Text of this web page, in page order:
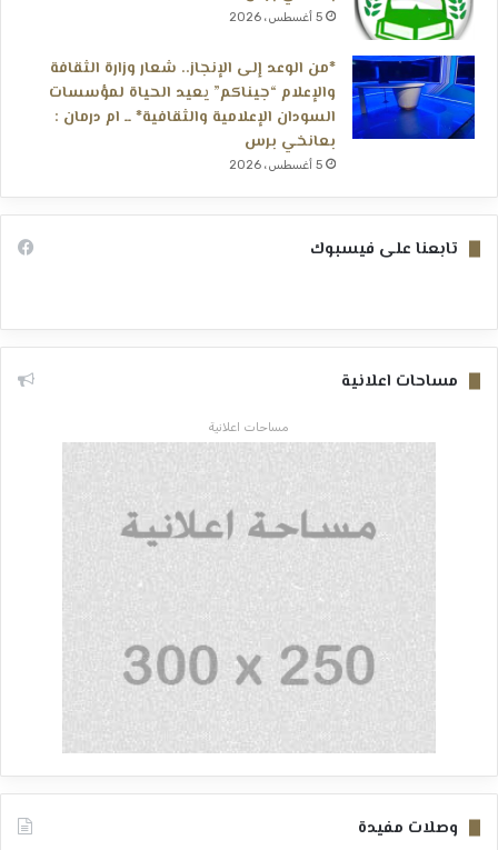
5 أغسطس، 2026
*من الوعد إلى الإنجاز.. شعار وزارة الثقافة
والإعلام “جيناكم” يعيد الحياة لمؤسسات
السودان الإعلامية والثقافية* ــ ام درمان :
بعانخي برس
5 أغسطس، 2026
تابعنا على فيسبوك
مساحات اعلانية
مساحات اعلانية
وصلات مفيدة